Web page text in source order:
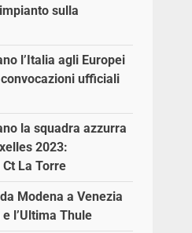
sulla
l’Italia agli Europei
ufficiali
la squadra azzurra
2023:
La Torre
Modena a Venezia
l’Ultima Thule